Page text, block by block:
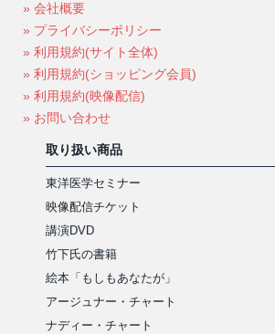
» 会社概要
» プライバシーポリシー
» 利用規約(サイト全体)
» 利用規約(ショッピング会員)
» 利用規約(映像配信)
» お問い合わせ
取り扱い商品
東洋医学セミナー
映像配信チケット
講演DVD
竹下氏の書籍
絵本「もしもあなたが」
アージュナー・チャート
ナディー・チャート